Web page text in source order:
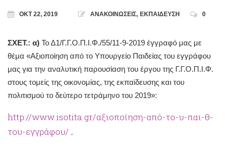
ΟΚΤ 22, 2019 ΑΝΑΚΟΙΝΩΣΕΙΣ, ΕΚΠΑΙΔΕΥΣΗ 0
ΣΧΕΤ.: α) Το Δ1/Γ.Γ.Ο.Π.Ι.Φ./55/11-9-2019 έγγραφό μας με
θέμα «Αξιοποίηση από το Υπουργείο Παιδείας του εγγράφου
μας για την αναλυτική παρουσίαση του έργου της Γ.Γ.Ο.Π.Ι.Φ.
στους τομείς της οικονομίας, της εκπαίδευσης και του
πολιτισμού το δεύτερο τετράμηνο του 2019»:
http://www.isotita.gr/αξιοποίηση-από-το-υ-παι-θ-
του-εγγράφου/ .